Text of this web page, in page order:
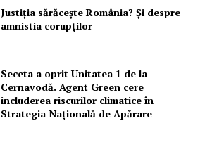
Justiția sărăcește România? Și despre
amnistia corupților
Seceta a oprit Unitatea 1 de la
Cernavodă. Agent Green cere
includerea riscurilor climatice în
Strategia Națională de Apărare